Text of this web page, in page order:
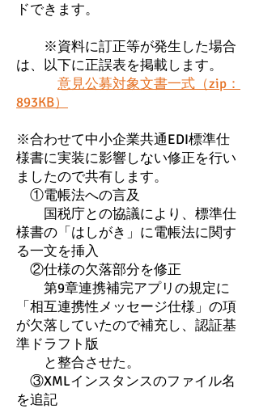
ドできます。
※資料に訂正等が発生した場合
は、以下に正誤表を掲載します。
意見公募対象文書一式（zip：
893KB）
※合わせて中小企業共通EDI標準仕
様書に実装に影響しない修正を行い
ましたので共有します。
①電帳法への言及
国税庁との協議により、標準仕
様書の「はしがき」に電帳法に関す
る一文を挿入
②仕様の欠落部分を修正
第9章連携補完アプリの規定に
「相互連携性メッセージ仕様」の項
が欠落していたので補充し、認証基
準ドラフト版
と整合させた。
③XMLインスタンスのファイル名
を追記